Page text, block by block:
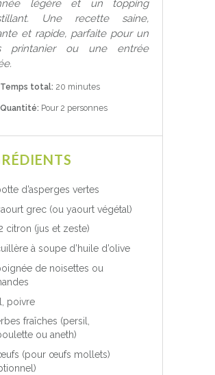
légère et un topping
Une recette saine,
et rapide, parfaite pour un
printanier ou une entrée
Temps total: 20 minutes
Quantité: Pour 2 personnes
d’asperges vertes
grec (ou yaourt végétal)
citron (jus et zeste)
à soupe d’huile d’olive
de noisettes ou
poivre
fraîches (persil,
ou aneth)
(pour œufs mollets)